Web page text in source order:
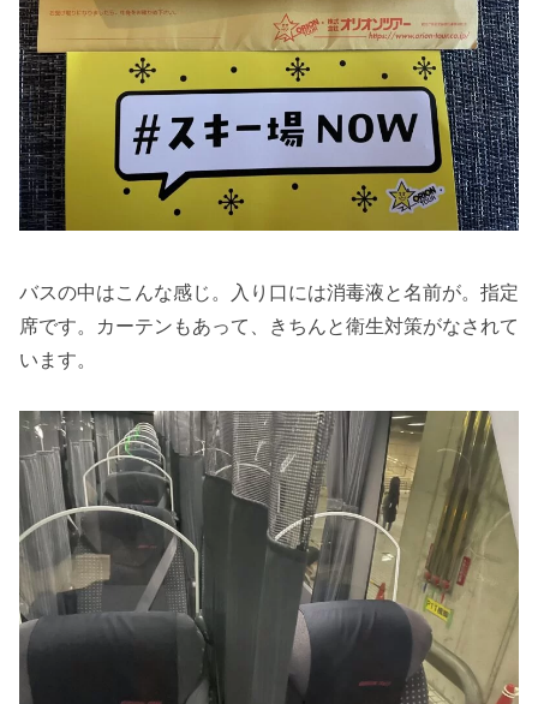
バスの中はこんな感じ。入り口には消毒液と名前が。指定
席です。カーテンもあって、きちんと衛生対策がなされて
います。